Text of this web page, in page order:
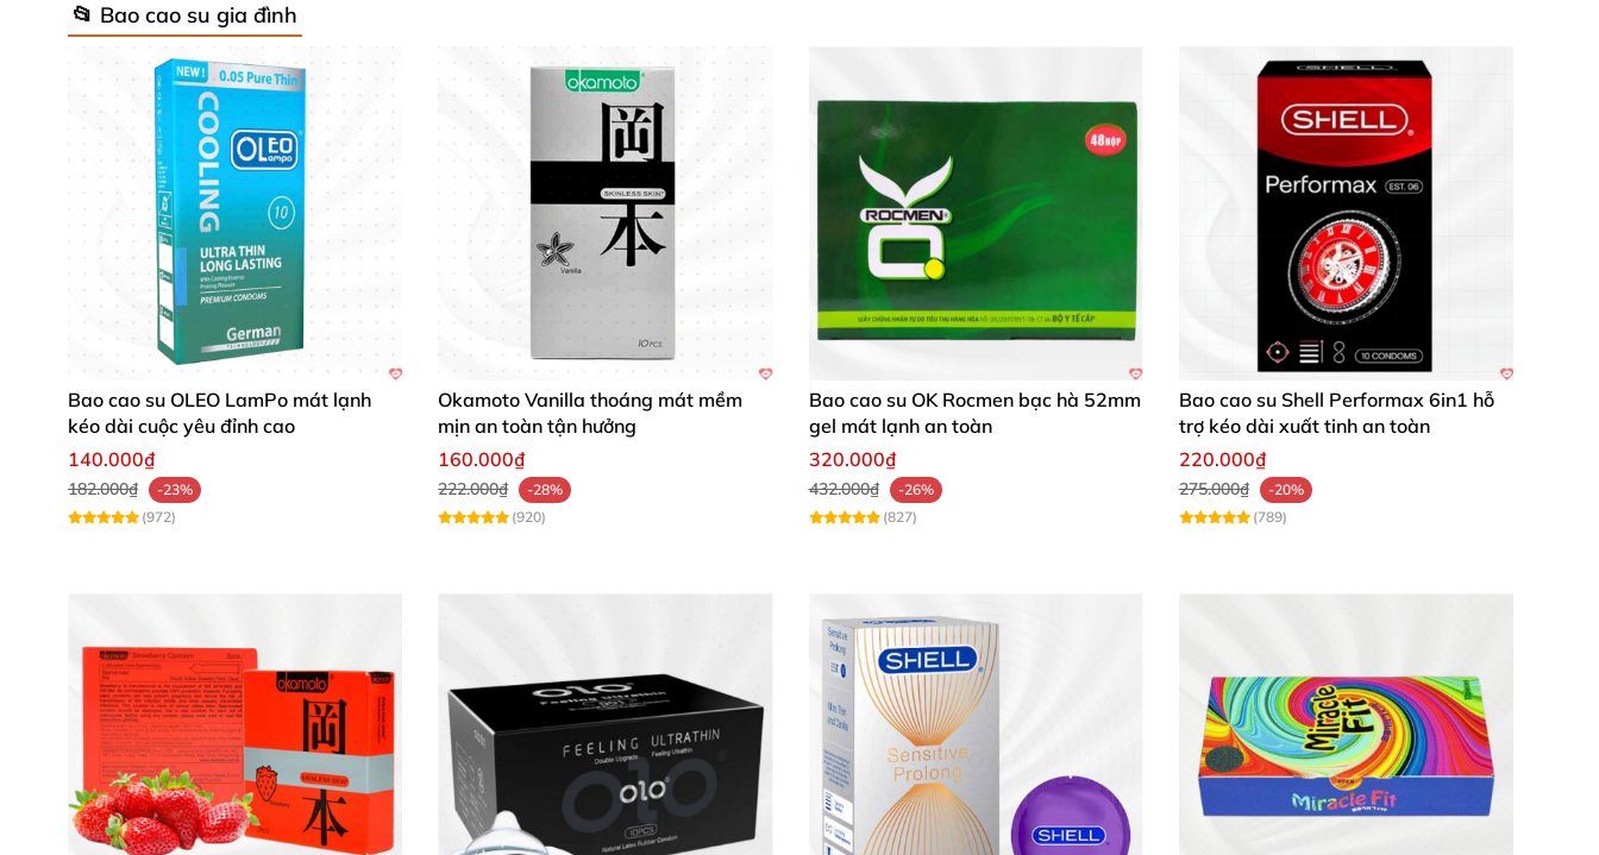
Shell Intense siêu mỏng 0.04mm hộp 3 cái tăng khoái cảm
Thiết kế tiện lợi, phù hợp mọi cuộc vui 🎒
Hộp gồm 3 chiếc nhỏ gọn, dễ dàng mang theo bên mình cho những chuyến du lịch, công tác dài ngày. Đồng thời, đây là sự lựa chọn lý tưởng cho
📂 Bao cao su gia đình
Bao cao su OLEO LamPo mát lạnh
kéo dài cuộc yêu đỉnh cao
140.000₫
182.000₫
-23%
(972)
Okamoto Vanilla thoáng mát mềm
mịn an toàn tận hưởng
160.000₫
222.000₫
-28%
(920)
Bao cao su OK Rocmen bạc hà 52mm
gel mát lạnh an toàn
320.000₫
432.000₫
-26%
(827)
Bao cao su Shell Performax 6in1 hỗ
trợ kéo dài xuất tinh an toàn
220.000₫
275.000₫
-20%
(789)